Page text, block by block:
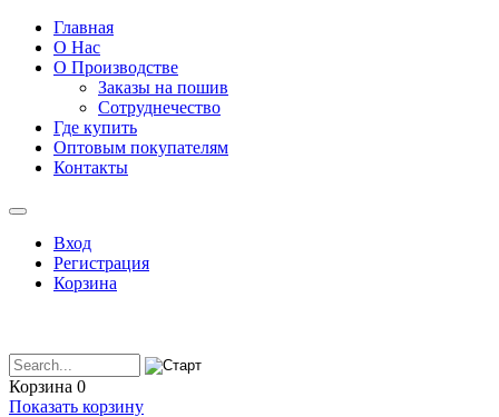
Главная
О Нас
О Производстве
Заказы на пошив
Сотруднечество
Где купить
Оптовым покупателям
Контакты
Вход
Регистрация
Корзина
Корзина 0
Показать корзину